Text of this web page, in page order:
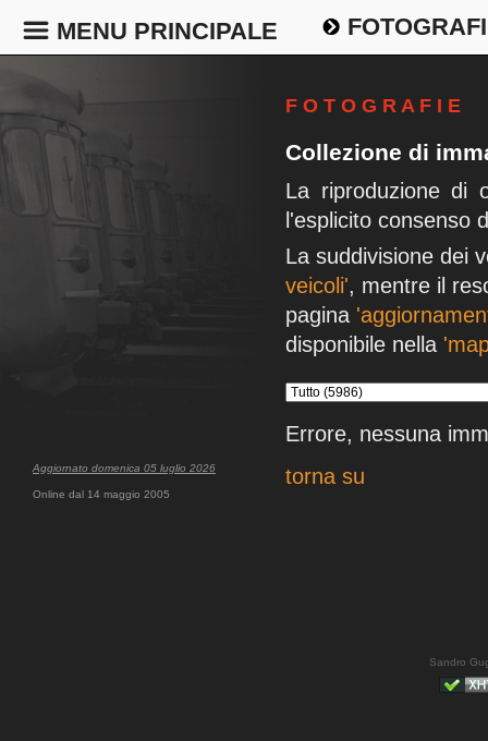
MENU PRINCIPALE
Aggiornato domenica 05 luglio 2026
Online dal 14 maggio 2005
F O T O G R A F I E
Collezione di
La riproduzione di
l'esplicito consenso
La suddivisione dei
veicoli', mentre il
pagina
disponibile nella
Errore, nessuna
torna su
Sandro